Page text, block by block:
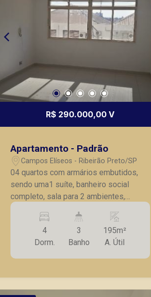
CORRETOR DE PLANTÃO
Lucelia Mariotti
Corretor(a) Online
CORRETOR DE PLANTÃO
Fátima Spadaro
CRECI 119074 - Venda
(16) 99105-3578
R$ 290.000,00 V
Apartamento - Padrão
Campos Elíseos - Ribeirão Preto/SP
04 quartos com armários embutidos,
sendo uma1 suíte, banheiro social
completo, sala para 2 ambientes,
cozinha, lavanderia, despensa, banheiro
de serviço.
4
Dorm.
3
Banho
195m²
A. Útil